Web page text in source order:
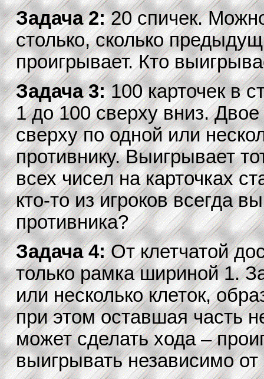
Задача 2:20 спичек.
столько, сколько
проигрывает. Кто
Задача 3:100 карточек в
1 до 100 сверху вниз.
сверху по одной или
противнику. Выигрывает
всех чисел на карточках
кто-то из игроков всегда
противника?
Задача 4:От клетчатой
только рамка шириной 1.
или несколько клеток,
при этом оставшая часть
может сделать хода –
выигрывать независимо